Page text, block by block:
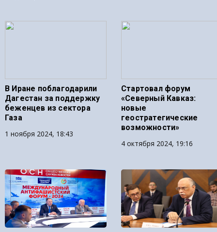
В Иране поблагодарили
Дагестан за поддержку
беженцев из сектора
Газа
1 ноября 2024, 18:43
Стартовал форум
«Северный Кавказ:
новые
геостратегические
возможности»
4 октября 2024, 19:16